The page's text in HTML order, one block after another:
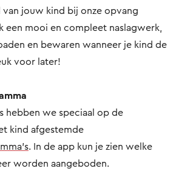
jouw kind bij onze opvang
mooi en compleet naslagwerk,
en bewaren wanneer je kind de
voor later!
hebben we speciaal op de
kind afgestemde
. In de app kun je zien welke
worden aangeboden.